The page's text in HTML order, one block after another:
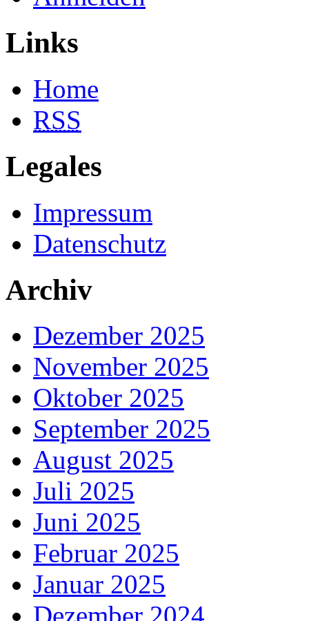
Links
Home
RSS
Legales
Impressum
Datenschutz
Archiv
Dezember 2025
November 2025
Oktober 2025
September 2025
August 2025
Juli 2025
Juni 2025
Februar 2025
Januar 2025